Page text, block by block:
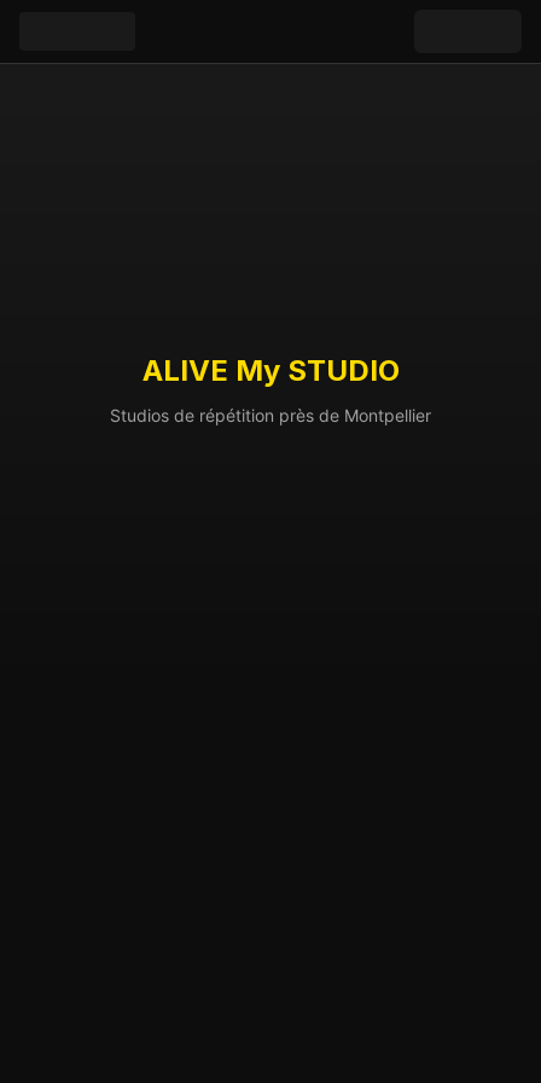
ALIVE My STUDIO
Studios de répétition près de Montpellier